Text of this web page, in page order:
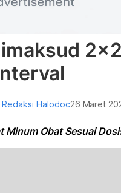
Redaksi Halodoc26 Maret
Minum Obat Sesuai